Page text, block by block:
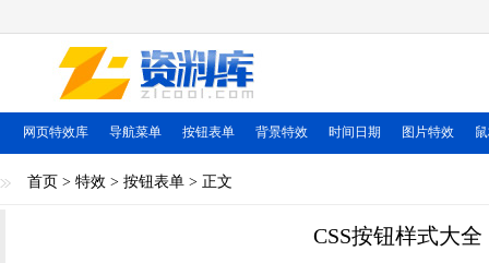
网页特效库 导航菜单 按钮表单 背景特效 时间日期 图片特效
首页 > 特效 > 按钮表单 > 正文
CSS按钮样式大全